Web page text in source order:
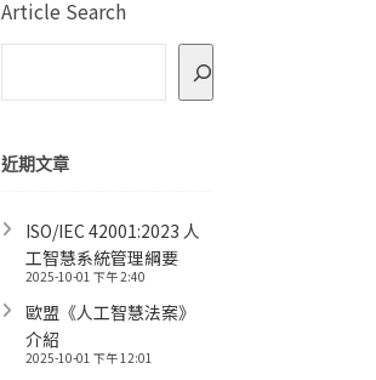
Article Search
近期文章
ISO/IEC 42001:2023 人
工智慧系統管理綱要
2025-10-01 下午 2:40
歐盟《人工智慧法案》
介紹
2025-10-01 下午 12:01